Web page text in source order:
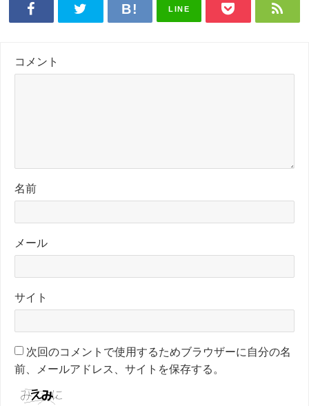
LINE
コメント
名前
メール
サイト
次回のコメントで使用するためブラウザーに自分の名
前、メールアドレス、サイトを保存する。